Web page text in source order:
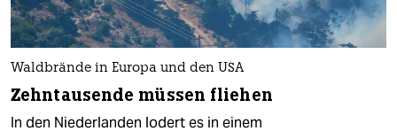
Waldbrände in Europa und den USA
Zehntausende müssen fliehen
In den Niederlanden lodert es in einem